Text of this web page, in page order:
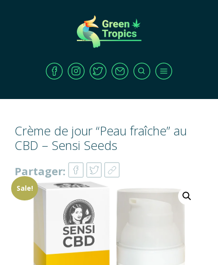
Crème de jour “Peau fraîche” au
CBD – Sensi Seeds
Partager:
Sale!